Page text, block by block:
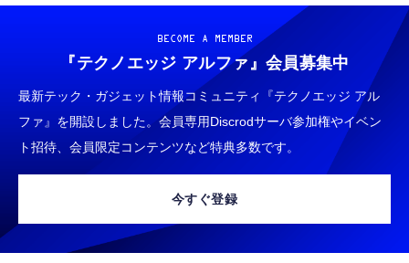
BECOME A MEMBER
『テクノエッジ アルファ』 会員募集中
最新テック・ガジェット情報コミュニティ『テクノエッジ アル
ファ』を開設しました。会員専用Discrodサーバ参加権やイベン
ト招待、会員限定コンテンツなど特典多数です。
今すぐ登録